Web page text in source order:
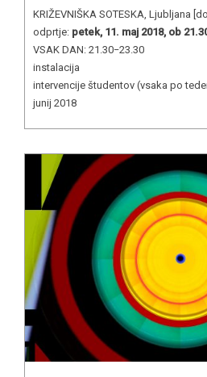
KRIŽEVNIŠKA SOTESKA, Ljubljana
odprtje: petek, 11. maj 2018, ob
VSAK DAN: 21.30−23.30
instalacija
intervencije študentov (vsaka po
junij 2018